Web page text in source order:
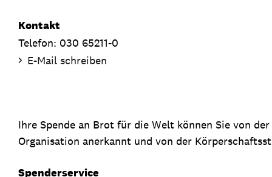
Kontakt
Telefon: 030 65211-0
E-Mail schreiben
Ihre Spende an Brot für die Welt können Sie von
Organisation anerkannt und von der
Spenderservice